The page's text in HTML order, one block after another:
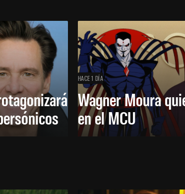
HACE 1 DÍA
Wagner Moura
en el MCU